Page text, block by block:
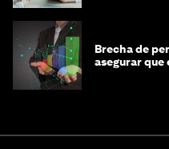
Brecha de
asegurar que